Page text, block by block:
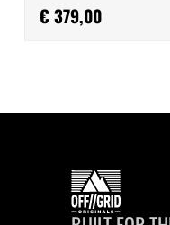
€ 379,00